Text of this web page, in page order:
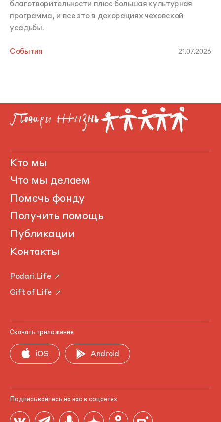
благотворительности плюс большая культурная
программа, и все это в декорациях чеховской
усадьбы.
События 21.07.2026
Кто мы
Что мы делаем
Помочь фонду
Получить помощь
Публикации
Контакты
Podari.Life
Gift of Life
Скачать приложение
iOS Android
Подписывайтесь на нас в соцсетях